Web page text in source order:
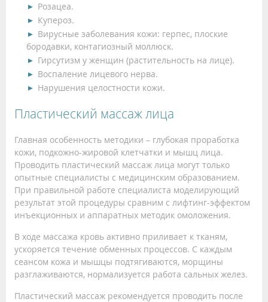
Розацеа.
Купероз.
Вирусные заболевания кожи: герпес, плоские
бородавки, контагиозный моллюск.
Гирсутизм у женщин (растительность на лице).
Воспаление лицевого нерва.
Нарушения целостности кожи.
Пластический массаж лица
Главная особенность методики – глубокая проработка
кожи, подкожно-жировой клетчатки и мышц лица.
Проводить пластический массаж лица могут только
опытные специалисты с медицинским образованием.
При правильной работе специалиста моделирующий
результат этой процедуры сравним с лифтинг-эффектом
инъекционных и аппаратных методик омоложения.
В ходе массажа кровь активно приливает к тканям,
ускоряется течение обменных процессов. С каждым
сеансом кожа и мышцы подтягиваются, морщины
разглаживаются, нормализуется работа сальных желез.
Пластический массаж рекомендуется проводить после